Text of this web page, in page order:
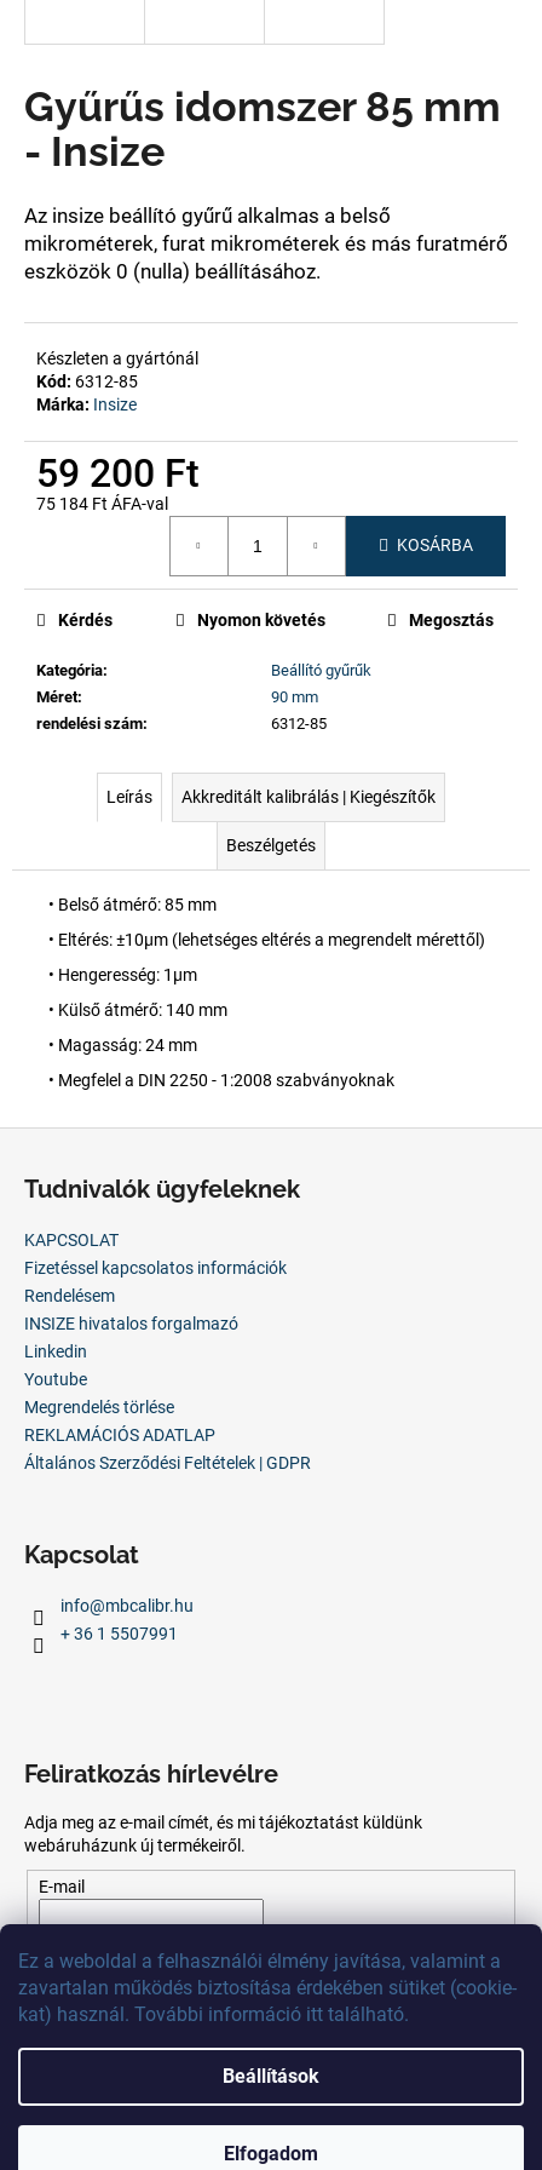
Ez a weboldal a felhasználói élmény javítása, valamint a
zavartalan működés biztosítása érdekében sütiket (cookie-
kat) használ. További információ itt található.
Beállítások
Elfogadom
Gyűrűs idomszer 85 mm
- Insize
Az insize beállító gyűrű alkalmas a belső
mikrométerek, furat mikrométerek és más furatmérő
eszközök 0 (nulla) beállításához.
Készleten a gyártónál
Kód: 6312-85
Márka: Insize
59 200 Ft
75 184 Ft ÁFA-val
KOSÁRBA
Kategória:
Beállító gyűrűk
Méret:
90 mm
rendelési szám: 6312-85
Kérdés Nyomon követés Megosztás
Leírás Akkreditált kalibrálás | Kiegészítők
Beszélgetés
• Belső átmérő: 85 mm
• Eltérés: ±10µm (lehetséges eltérés a megrendelt mérettől)
• Hengeresség: 1µm
• Külső átmérő: 140 mm
• Magasság: 24 mm
• Megfelel a DIN 2250 - 1:2008 szabványoknak
j
á
n
j
u
k
Tudnivalók ügyfeleknek
KAPCSOLAT
Fizetéssel kapcsolatos információk
Rendelésem
INSIZE hivatalos forgalmazó
Linkedin
Youtube
Megrendelés törlése
REKLAMÁCIÓS ADATLAP
Általános Szerződési Feltételek | GDPR
Kapcsolat
info@mbcalibr.hu
+ 36 1 5507991
Feliratkozás hírlevélre
Adja meg az e-mail címét, és mi tájékoztatást küldünk
webáruházunk új termékeiről.
E-mail
szabályzatot.
FELIRATKOZÁS
MB Calibr. Minden jog fenntartva.